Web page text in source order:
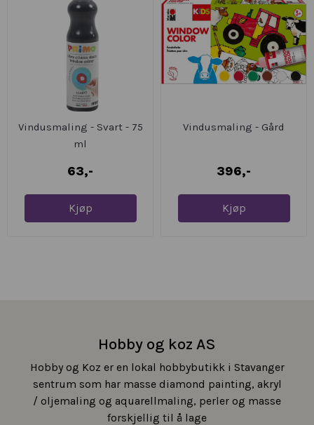
Vindusmaling - Svart - 75
ml
63,-
Kjøp
Vindusmaling - Gård
396,-
Kjøp
Hobby og koz AS
Hobby og Koz er en lokal hobbybutikk i Stavanger
sentrum som har masse diamond painting, akryl
/ oljemaling og aquarellmaling, perler og masse
forskjellig til å lage